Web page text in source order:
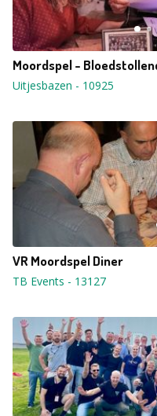
Moordspel -
Uitjesbazen - 10925
VR Moordspel Diner
TB Events - 13127